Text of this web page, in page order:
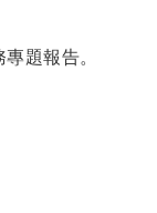
題報告。